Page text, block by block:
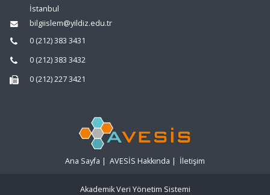
İstanbul
bilgiislem@yildiz.edu.tr
0 (212) 383 3431
0 (212) 383 3432
0 (212) 227 3421
Ana Sayfa | AVESİS Hakkında | İletişim
Akademik Veri Yönetim Sistemi